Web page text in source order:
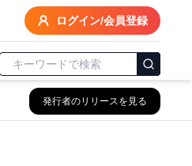
ログイン/会員登録
発行者のリリースを見る